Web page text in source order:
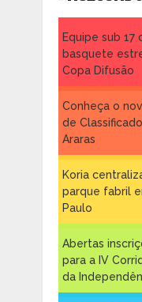
Equipe sub 17
basquete
Copa Difusão
Conheça o
de
Araras
Koria
parque fabril
Paulo
Abertas
para a IV
da